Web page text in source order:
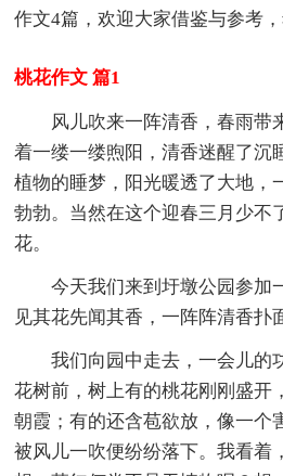
作文4篇，欢迎大家借鉴与参考
桃花作文 篇1
风儿吹来一阵清香，春雨带
着一缕一缕煦阳，清香迷醒了沉
植物的睡梦，阳光暖透了大地，
勃勃。当然在这个迎春三月少不
花。
今天我们来到圩墩公园参加
见其花先闻其香，一阵阵清香扑
我们向园中走去，一会儿的
花树前，树上有的桃花刚刚盛开
朝霞；有的还含苞欲放，像一个
被风儿一吹便纷纷落下。我看着